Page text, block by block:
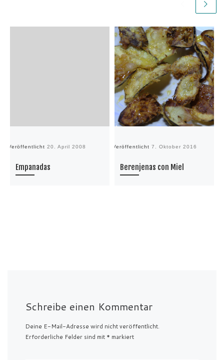
Veröffentlicht 20. April 2008
Empanadas
Veröffentlicht 7. Oktober 2016
Berenjenas con Miel
Schreibe einen Kommentar
Deine E-Mail-Adresse wird nicht veröffentlicht.
Erforderliche Felder sind mit * markiert